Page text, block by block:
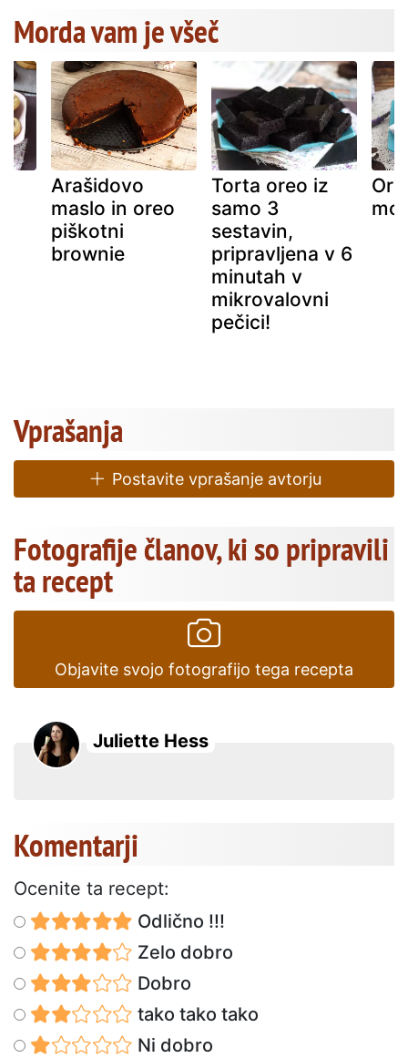
Morda vam je všeč
Arašidovo
maslo in oreo
piškotni
brownie
Torta oreo iz
samo 3
sestavin,
pripravljena v 6
minutah v
mikrovalovni
pečici!
Vprašanja
Postavite vprašanje avtorju
Fotografije članov, ki so pripravili
ta recept
Objavite svojo fotografijo tega recepta
Juliette Hess
Komentarji
Ocenite ta recept:
Odlično !!!
Zelo dobro
Dobro
tako tako tako
Ni dobro